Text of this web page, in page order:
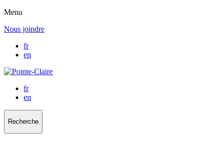
Menu
Nous joindre
fr
en
fr
en
Recherche